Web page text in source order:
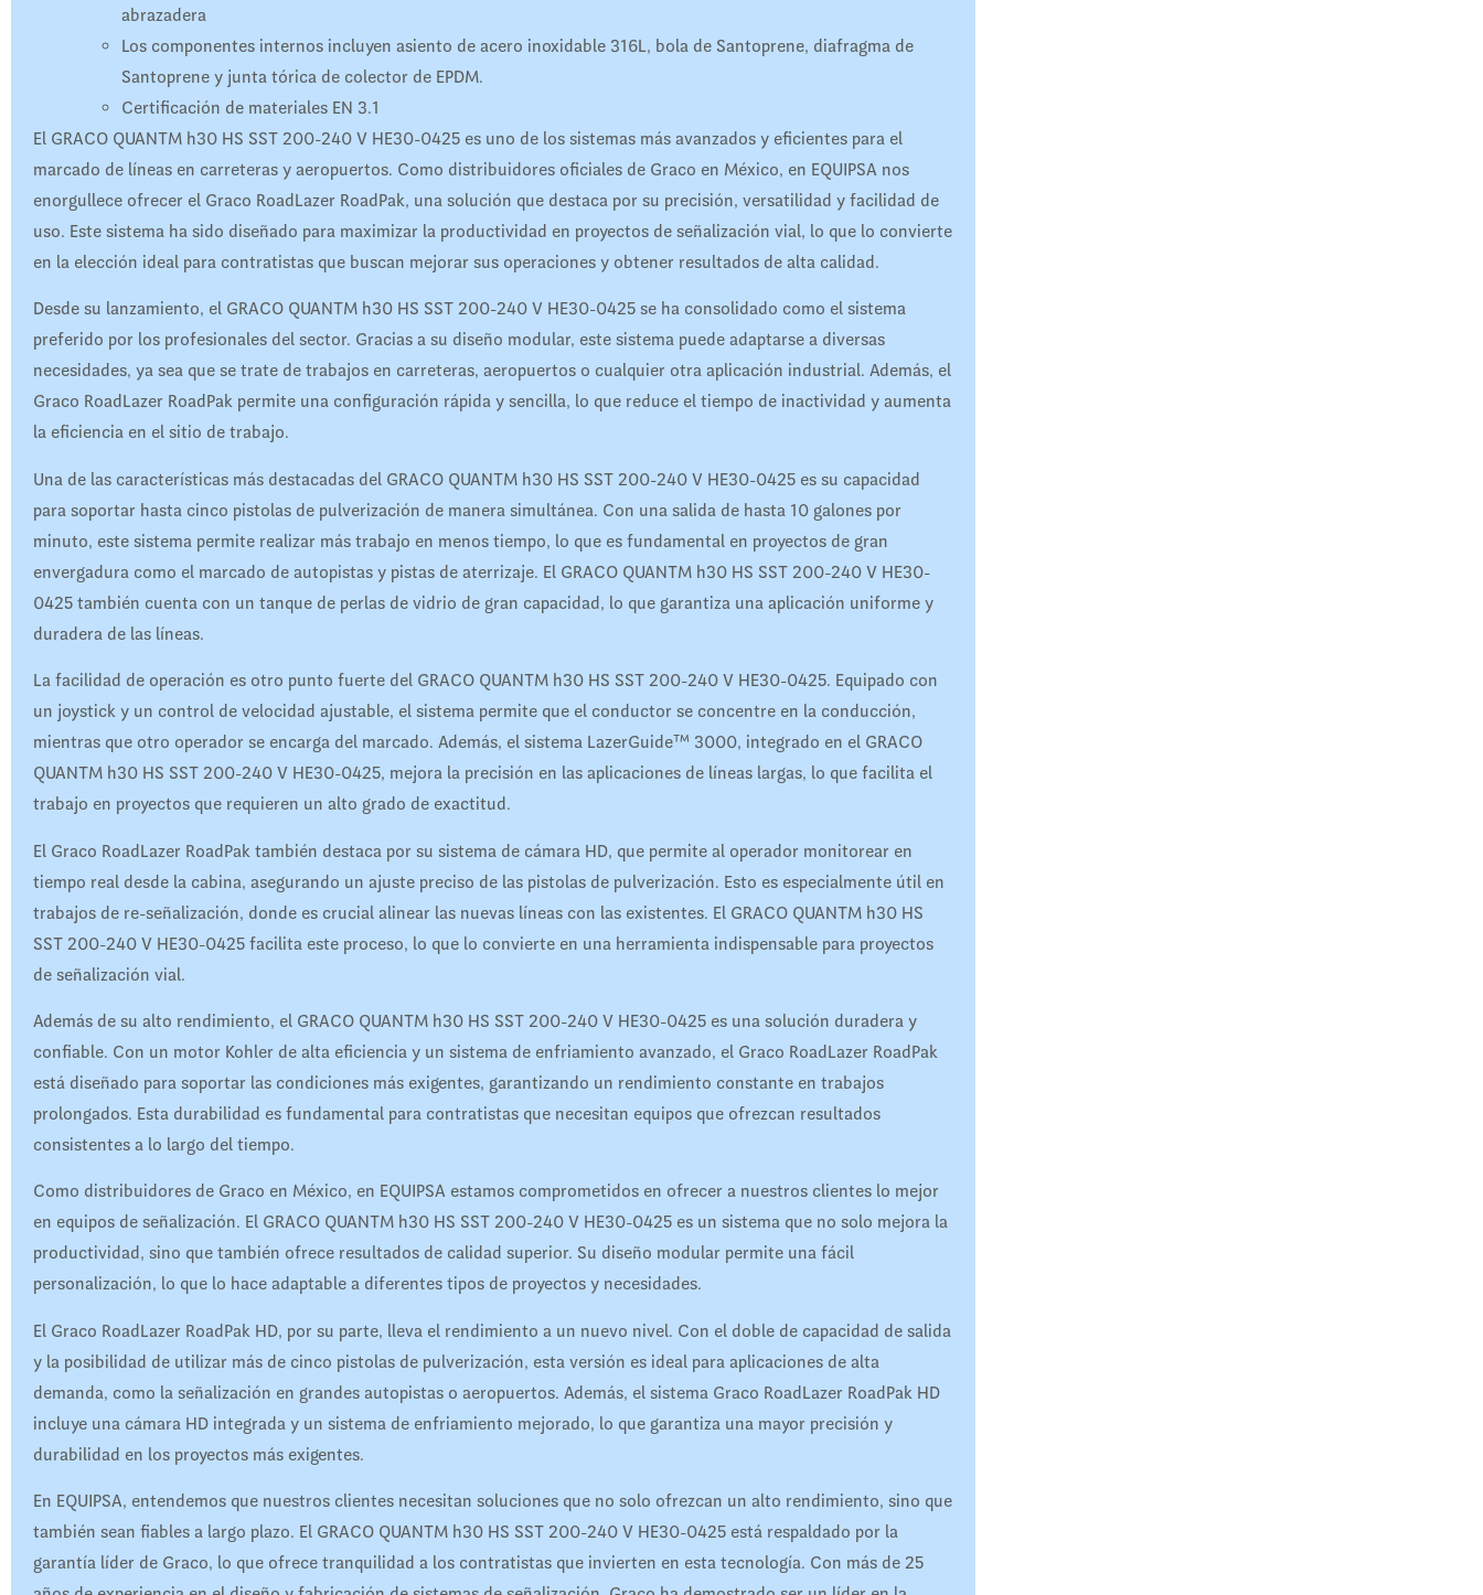
abrazadera
Los componentes internos incluyen asiento de acero inoxidable 316L, bola de Santoprene, diafragma de
Santoprene y junta tórica de colector de EPDM.
Certificación de materiales EN 3.1
El GRACO QUANTM h30 HS SST 200-240 V HE30-0425 es uno de los sistemas más avanzados y eficientes para el
marcado de líneas en carreteras y aeropuertos. Como distribuidores oficiales de Graco en México, en EQUIPSA nos
enorgullece ofrecer el Graco RoadLazer RoadPak, una solución que destaca por su precisión, versatilidad y facilidad de
uso. Este sistema ha sido diseñado para maximizar la productividad en proyectos de señalización vial, lo que lo convierte
en la elección ideal para contratistas que buscan mejorar sus operaciones y obtener resultados de alta calidad.
Desde su lanzamiento, el GRACO QUANTM h30 HS SST 200-240 V HE30-0425 se ha consolidado como el sistema
preferido por los profesionales del sector. Gracias a su diseño modular, este sistema puede adaptarse a diversas
necesidades, ya sea que se trate de trabajos en carreteras, aeropuertos o cualquier otra aplicación industrial. Además, el
Graco RoadLazer RoadPak permite una configuración rápida y sencilla, lo que reduce el tiempo de inactividad y aumenta
la eficiencia en el sitio de trabajo.
Una de las características más destacadas del GRACO QUANTM h30 HS SST 200-240 V HE30-0425 es su capacidad
para soportar hasta cinco pistolas de pulverización de manera simultánea. Con una salida de hasta 10 galones por
minuto, este sistema permite realizar más trabajo en menos tiempo, lo que es fundamental en proyectos de gran
envergadura como el marcado de autopistas y pistas de aterrizaje. El GRACO QUANTM h30 HS SST 200-240 V HE30-
0425 también cuenta con un tanque de perlas de vidrio de gran capacidad, lo que garantiza una aplicación uniforme y
duradera de las líneas.
La facilidad de operación es otro punto fuerte del GRACO QUANTM h30 HS SST 200-240 V HE30-0425. Equipado con
un joystick y un control de velocidad ajustable, el sistema permite que el conductor se concentre en la conducción,
mientras que otro operador se encarga del marcado. Además, el sistema LazerGuide™ 3000, integrado en el GRACO
QUANTM h30 HS SST 200-240 V HE30-0425, mejora la precisión en las aplicaciones de líneas largas, lo que facilita el
trabajo en proyectos que requieren un alto grado de exactitud.
El Graco RoadLazer RoadPak también destaca por su sistema de cámara HD, que permite al operador monitorear en
tiempo real desde la cabina, asegurando un ajuste preciso de las pistolas de pulverización. Esto es especialmente útil en
trabajos de re-señalización, donde es crucial alinear las nuevas líneas con las existentes. El GRACO QUANTM h30 HS
SST 200-240 V HE30-0425 facilita este proceso, lo que lo convierte en una herramienta indispensable para proyectos
de señalización vial.
Además de su alto rendimiento, el GRACO QUANTM h30 HS SST 200-240 V HE30-0425 es una solución duradera y
confiable. Con un motor Kohler de alta eficiencia y un sistema de enfriamiento avanzado, el Graco RoadLazer RoadPak
está diseñado para soportar las condiciones más exigentes, garantizando un rendimiento constante en trabajos
prolongados. Esta durabilidad es fundamental para contratistas que necesitan equipos que ofrezcan resultados
consistentes a lo largo del tiempo.
Como distribuidores de Graco en México, en EQUIPSA estamos comprometidos en ofrecer a nuestros clientes lo mejor
en equipos de señalización. El GRACO QUANTM h30 HS SST 200-240 V HE30-0425 es un sistema que no solo mejora la
productividad, sino que también ofrece resultados de calidad superior. Su diseño modular permite una fácil
personalización, lo que lo hace adaptable a diferentes tipos de proyectos y necesidades.
El Graco RoadLazer RoadPak HD, por su parte, lleva el rendimiento a un nuevo nivel. Con el doble de capacidad de salida
y la posibilidad de utilizar más de cinco pistolas de pulverización, esta versión es ideal para aplicaciones de alta
demanda, como la señalización en grandes autopistas o aeropuertos. Además, el sistema Graco RoadLazer RoadPak HD
incluye una cámara HD integrada y un sistema de enfriamiento mejorado, lo que garantiza una mayor precisión y
durabilidad en los proyectos más exigentes.
En EQUIPSA, entendemos que nuestros clientes necesitan soluciones que no solo ofrezcan un alto rendimiento, sino que
también sean fiables a largo plazo. El GRACO QUANTM h30 HS SST 200-240 V HE30-0425 está respaldado por la
garantía líder de Graco, lo que ofrece tranquilidad a los contratistas que invierten en esta tecnología. Con más de 25